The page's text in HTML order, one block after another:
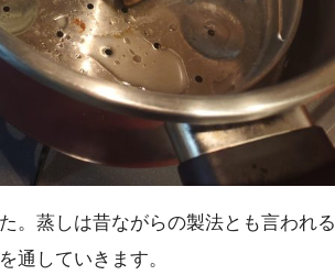
。蒸しは昔ながらの製法とも言われる
通していきます。